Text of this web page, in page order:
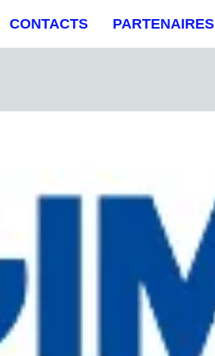
CONTACTS PARTENAIRES